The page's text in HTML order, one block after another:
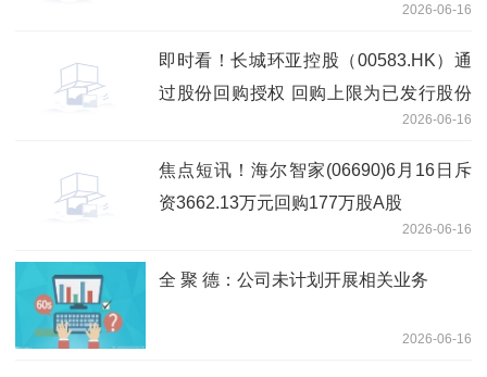
2026-06-16
即时看！长城环亚控股（00583.HK）通
过股份回购授权 回购上限为已发行股份
2026-06-16
焦点短讯！海尔智家(06690)6月16日斥
资3662.13万元回购177万股A股
2026-06-16
全 聚 德：公司未计划开展相关业务
2026-06-16